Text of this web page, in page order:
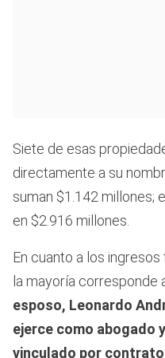
Siete de esas
directamente a su
suman $1.142 millones;
en $2.916 millones.
En cuanto a los
la mayoría corresponde
esposo, Leonardo
ejerce como abogado
vinculado por